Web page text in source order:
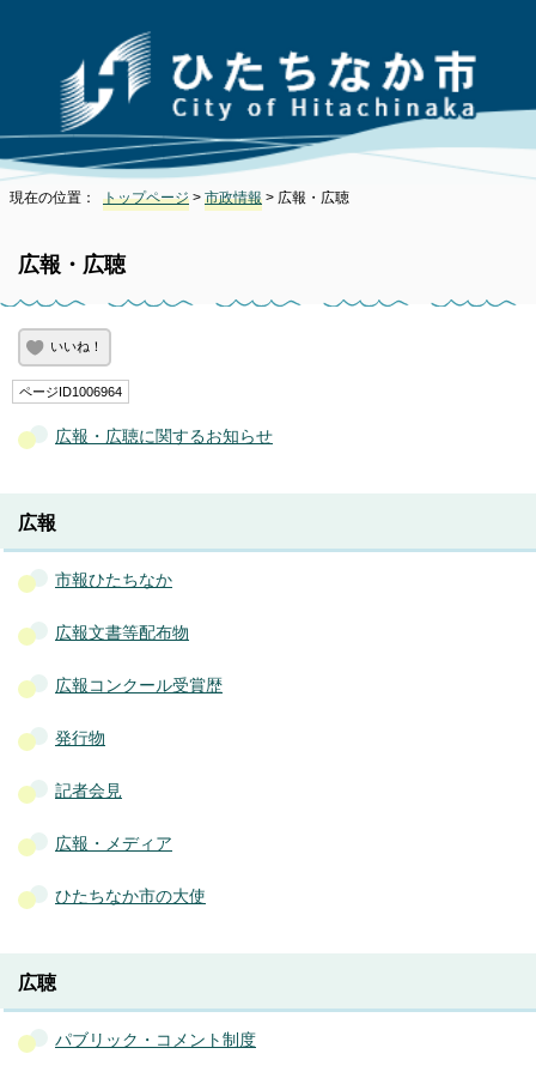
現在の位置： トップページ > 市政情報 > 広報・広聴
広報・広聴
いいね！
ページID1006964
広報・広聴に関するお知らせ
広報
市報ひたちなか
広報文書等配布物
広報コンクール受賞歴
発行物
記者会見
広報・メディア
ひたちなか市の大使
広聴
パブリック・コメント制度